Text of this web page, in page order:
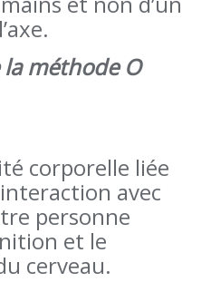
méthode O
liée
avec
personne
et le
cerveau.